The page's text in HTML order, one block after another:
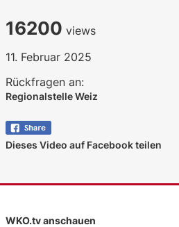
16200 views
11. Februar 2025
Rückfragen an:
Regionalstelle Weiz
Dieses Video auf Facebook teilen
WKO.tv anschauen